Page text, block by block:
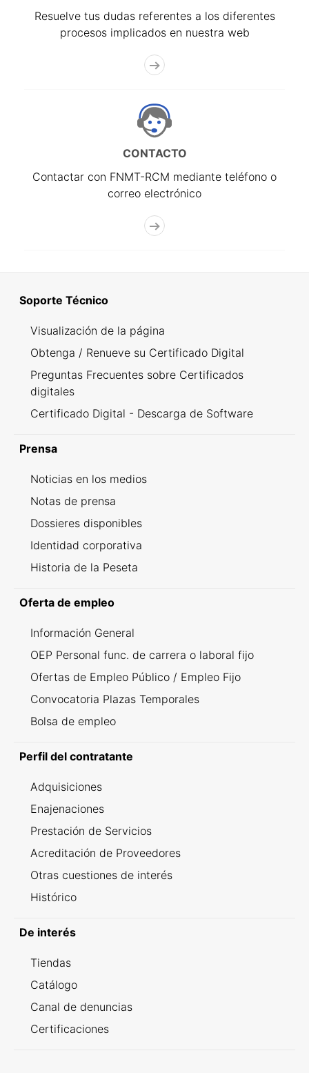
Resuelve tus dudas referentes a los diferentes
procesos implicados en nuestra web
CONTACTO
Contactar con FNMT-RCM mediante teléfono o
correo electrónico
Soporte Técnico
Visualización de la página
Obtenga / Renueve su Certificado Digital
Preguntas Frecuentes sobre Certificados
digitales
Certificado Digital - Descarga de Software
Prensa
Noticias en los medios
Notas de prensa
Dossieres disponibles
Identidad corporativa
Historia de la Peseta
Oferta de empleo
Información General
OEP Personal func. de carrera o laboral fijo
Ofertas de Empleo Público / Empleo Fijo
Convocatoria Plazas Temporales
Bolsa de empleo
Perfil del contratante
Adquisiciones
Enajenaciones
Prestación de Servicios
Acreditación de Proveedores
Otras cuestiones de interés
Histórico
De interés
Tiendas
Catálogo
Canal de denuncias
Certificaciones